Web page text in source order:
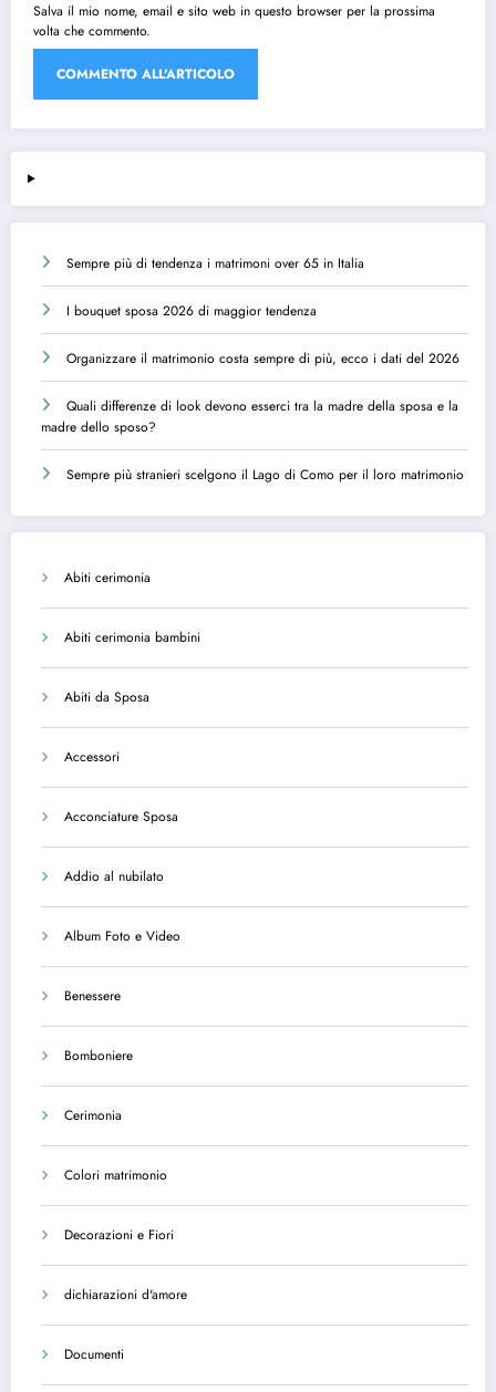
Salva il mio nome, email e sito web in questo browser per la prossima
volta che commento.
Sempre più di tendenza i matrimoni over 65 in Italia
I bouquet sposa 2026 di maggior tendenza
Organizzare il matrimonio costa sempre di più, ecco i dati del 2026
Quali differenze di look devono esserci tra la madre della sposa e la
madre dello sposo?
Sempre più stranieri scelgono il Lago di Como per il loro matrimonio
Abiti cerimonia
Abiti cerimonia bambini
Abiti da Sposa
Accessori
Acconciature Sposa
Addio al nubilato
Album Foto e Video
Benessere
Bomboniere
Cerimonia
Colori matrimonio
Decorazioni e Fiori
dichiarazioni d'amore
Documenti